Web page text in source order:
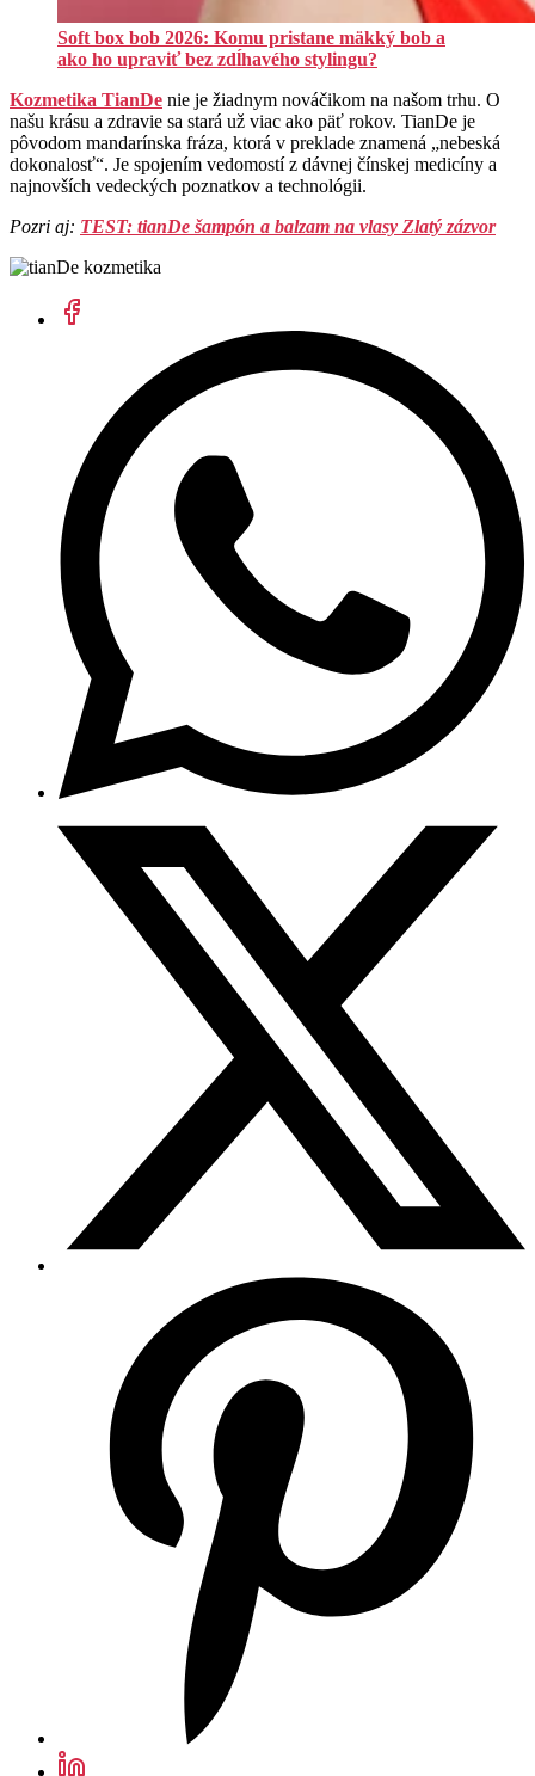
Soft box bob 2026: Komu pristane mäkký bob a
ako ho upraviť bez zdĺhavého stylingu?
Kozmetika TianDe nie je žiadnym nováčikom na našom trhu. O
našu krásu a zdravie sa stará už viac ako päť rokov. TianDe je
pôvodom mandarínska fráza, ktorá v preklade znamená „nebeská
dokonalosť“. Je spojením vedomostí z dávnej čínskej medicíny a
najnovších vedeckých poznatkov a technológii.
Pozri aj: TEST: tianDe šampón a balzam na vlasy Zlatý zázvor